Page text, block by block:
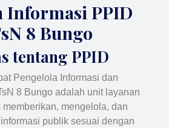
Informasi PPID
8 Bungo
tentang PPID
Pengelola Informasi dan
8 Bungo adalah unit layanan
memberikan, mengelola, dan
publik sesuai dengan